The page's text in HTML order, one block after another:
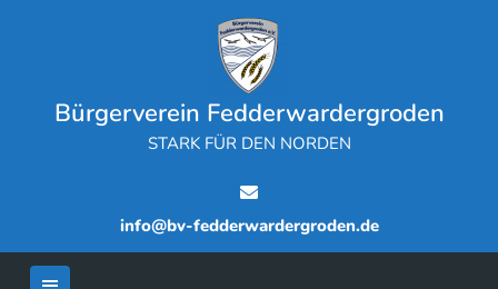
Bürgerverein Fedderwardergroden
STARK FÜR DEN NORDEN
info@bv-fedderwardergroden.de